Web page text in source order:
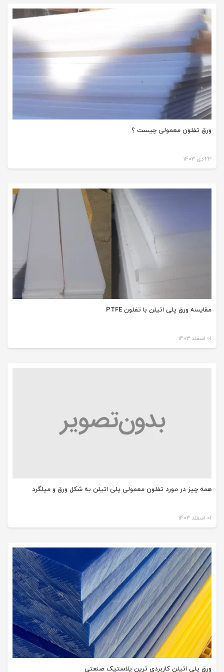
ورق تفلون معمولی چیست ؟
23 دی 1403
مقایسه ورق پلی اتیلن با تفلون PTFE
01 اسفند 1403
همه چیز در مورد تفلون معمولی پلی اتیلن به شکل ورق و میلگرد
01 اسفند 1403
ورق پلی اتیلن کاربردی ترین پلاستیک صنعتی